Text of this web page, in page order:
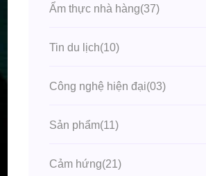
Ẩm thực nhà hàng(37)
Tin du lịch(10)
Công nghệ hiện đại(03)
Sản phẩm(11)
Cảm hứng(21)